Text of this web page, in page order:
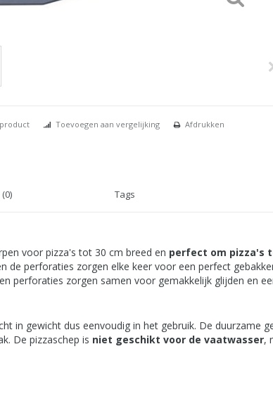
Toevoegen aan vergelijking Afdrukken
Tags
voor pizza's tot 30 cm breed en perfect om pizza's
de perforaties zorgen elke keer voor een perfect
perforaties zorgen samen voor gemakkelijk glijden en
in gewicht dus eenvoudig in het gebruik. De duurzame
De pizzaschep is niet geschikt voor de vaatwasser,